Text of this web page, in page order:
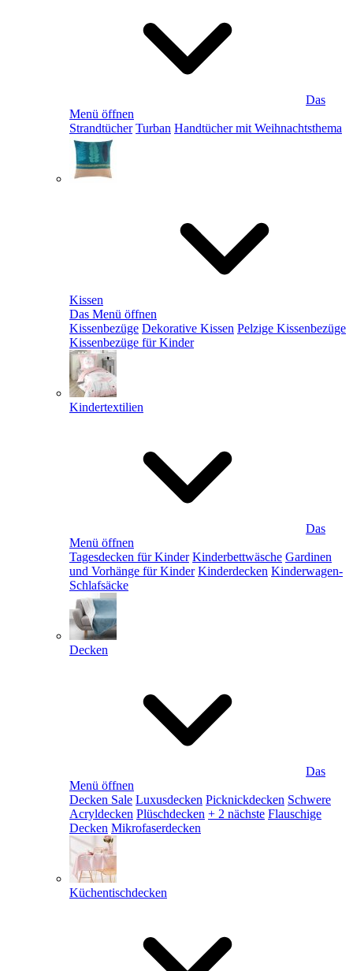
Das
Menü öffnen
Strandtücher Turban Handtücher mit Weihnachtsthema
Kissen
Das Menü öffnen
Kissenbezüge Dekorative Kissen Pelzige Kissenbezüge
Kissenbezüge für Kinder
Kindertextilien
Das
Menü öffnen
Tagesdecken für Kinder Kinderbettwäsche Gardinen
und Vorhänge für Kinder Kinderdecken Kinderwagen-
Schlafsäcke
Decken
Das
Menü öffnen
Decken Sale Luxusdecken Picknickdecken Schwere
Acryldecken Plüschdecken + 2 nächste Flauschige
Decken Mikrofaserdecken
Küchentischdecken